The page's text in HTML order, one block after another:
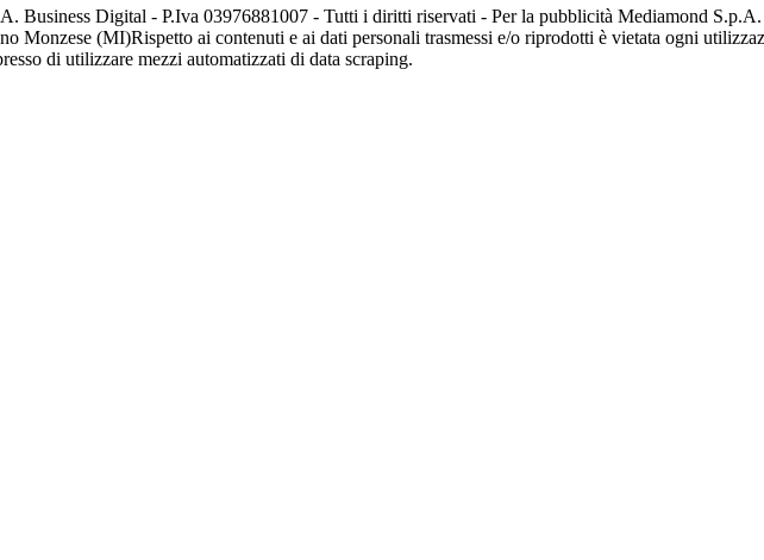
Business Digital - P.Iva 03976881007 - Tutti i diritti riservati - Per la pubblicità Mediamond
Monzese (MI)Rispetto ai contenuti e ai dati personali trasmessi e/o riprodotti è vietata ogni
di utilizzare mezzi automatizzati di data scraping.